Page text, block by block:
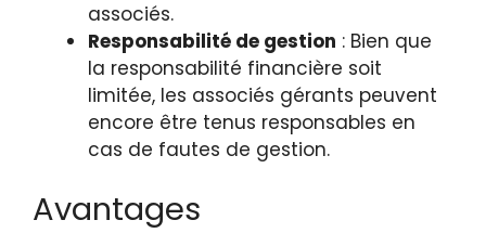
associés.
Responsabilité de gestion : Bien que
la responsabilité financière soit
limitée, les associés gérants peuvent
encore être tenus responsables en
cas de fautes de gestion.
Avantages